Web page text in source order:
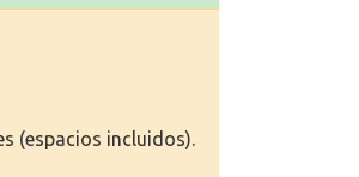
(espacios incluidos).